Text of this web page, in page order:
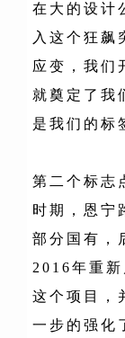
在大的设计
入这个狂飙
应变，我们
就奠定了我
是我们的标
第二个标志
时期，恩宁
部分国有，
2016年重
这个项目，
一步的强化